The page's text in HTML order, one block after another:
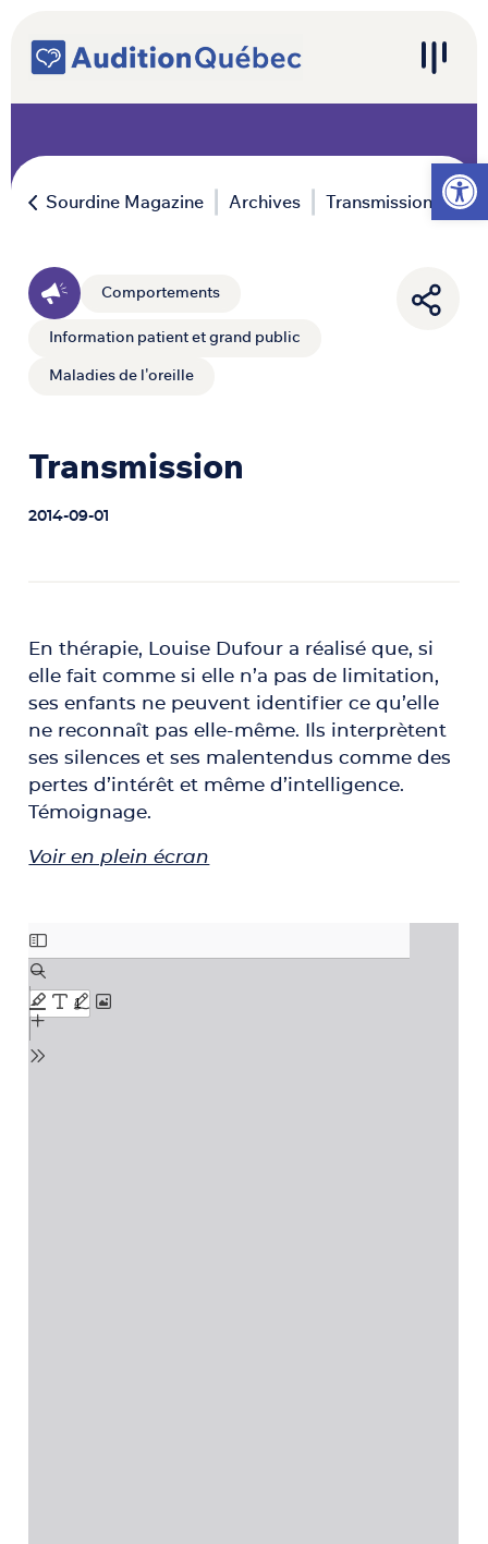
Ouvrir
Navigation principale
Sourdine Magazine Archives Transmission
Comportements
Information patient et grand public
Maladies de l'oreille
Transmission
2014-09-01
En thérapie, Louise Dufour a réalisé que, si
elle fait comme si elle n’a pas de limitation,
ses enfants ne peuvent identifier ce qu’elle
ne reconnaît pas elle-même. Ils interprètent
ses silences et ses malentendus comme des
pertes d’intérêt et même d’intelligence.
Témoignage.
Voir en plein écran